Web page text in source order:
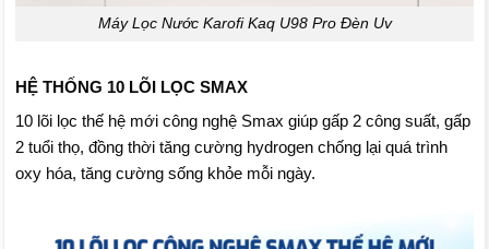
Máy Lọc Nước Karofi Kaq U98 Pro Đèn Uv
HỆ THỐNG 10 LÕI LỌC SMAX
10 lõi lọc thế hệ mới công nghệ Smax giúp gấp 2 công suất, gấp
2 tuổi thọ, đồng thời tăng cường hydrogen chống lại quá trình
oxy hóa, tăng cường sống khỏe mỗi ngày.